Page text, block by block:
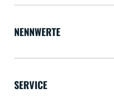
NENNWERTE
SERVICE